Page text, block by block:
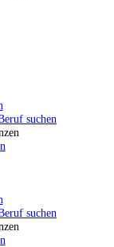
suchen
suchen